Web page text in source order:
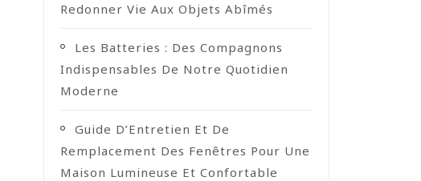
Redonner Vie Aux Objets Abîmés
Les Batteries : Des Compagnons
Indispensables De Notre Quotidien
Moderne
Guide D’Entretien Et De
Remplacement Des Fenêtres Pour Une
Maison Lumineuse Et Confortable